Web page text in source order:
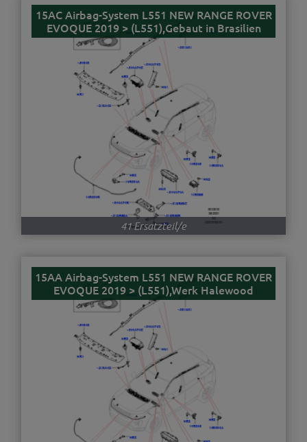
15AC Airbag-System L551 NEW RANGE ROVER
EVOQUE 2019 > (L551),Gebaut in Brasilien
41 Ersatzteil/e
15AA Airbag-System L551 NEW RANGE ROVER
EVOQUE 2019 > (L551),Werk Halewood